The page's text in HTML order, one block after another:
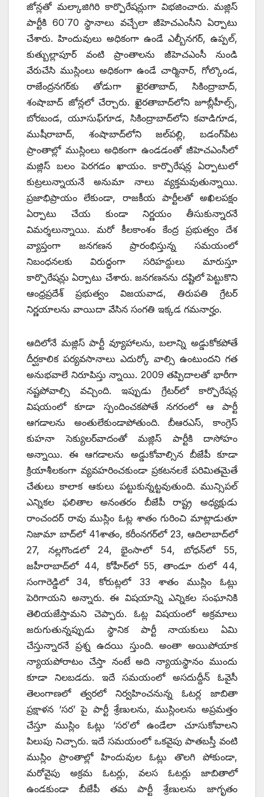
జోన్లతో మల్కాజిగిరి కార్పొరేషన్లుగా విభజించారు. మజ్లిస్
పార్టీకి 60`70 స్థానాలు వచ్చేలా జీహెచఎంసీని ఏర్పాటు
చేశారు. హిందువులు అధికంగా ఉండే ఎల్బీనగర్, ఉప్పల్,
కుత్బుల్లాపూర్ వంటి ప్రాంతాలను జీహెచఎంసీ నుండి
వేరుచేసి ముస్లింలు అధికంగా ఉండే చార్మినార్, గోల్కొండ,
రాజేంద్రనగర్‌కు తోడుగా ఖైరతాబాద్, సికింద్రాబాద్,
శంషాబాద్ జోన్లలో చేర్చారు. ఖైరతాబాద్‌లోని జూబ్లీహీల్స్,
బోరబండ, యూసుఫ్‌గూడ, సికింద్రాబాద్‌లోని కవాడిగూడ,
ముషీరాబాద్, శంషాబాద్‌లోని జల్‌పల్లి, బడంగ్‌పేట
ప్రాంతాల్లో ముస్లింలు అధికంగా ఉండడంతో జీహెచఎంసీలో
మజ్లిస్ బలం పెరగడం ఖాయం. కార్పొరేషన్ల ఏర్పాటులో
కుట్రలున్నాయనే అనుమా నాలు వ్యక్తమవుతున్నాయి.
ప్రజాభిప్రాయం లేకుండా, రాజకీయ పార్టీలతో అఖిలపక్షం
ఏర్పాటు చేయ కుండా నిర్ణయం తీసుకున్నారనే
విమర్శలున్నాయి. మరో కీలకాంశం కేంద్ర ప్రభుత్వం దేశ
వ్యాప్తంగా జనగణన ప్రారంభిస్తున్న సమయంలో
నిబంధనలకు విరుద్ధంగా సరిహద్దులు మారుస్తూ
కార్పొరేషన్లు ఏర్పాటు చేశారు. జనగణనను దష్టిలో పెట్టుకొని
ఆంధ్రప్రదేశ్ ప్రభుత్వం విజయవాడ, తిరుపతి గ్రేటర్
నిర్ణయాలను వాయిదా వేసిన సంగతి ఇక్కడ గమనార్హం.
ఆదిలోనే మజ్లిస్ పార్టీ వ్యూహాలను, బలాన్ని అడ్డుకోకపోతే
దీర్ఘకాలిక పర్యవసానాలు ఎదుర్కో వాల్సి ఉంటుందని గత
అనుభవాలే నిరూపిస్తు న్నాయి. 2009 తప్పిదాలతో భారీగా
నష్టపోవాల్సి వచ్చింది. ఇప్పుడు గ్రేటర్‌లో కార్పొరేషన్ల
విషయంలో కూడా స్పందించకపోతే నగరంలో ఆ పార్టీ
ఆగడాలను అంతులేకుండాపోతుంది. బీఆరఎస్, కాంగ్రెస్
కుహనా సెక్యులర్‌వాదంతో మజ్లిస్ పార్టీకి దాసోహం
అన్నాయి. ఈ ఆగడాలను అడ్డుకోవాల్సిన బీజేపీ కూడా
క్రియాశీలకంగా వ్యవహరించకుండా ప్రకటనలకే పరిమితమైతే
చేతులు కాలాక ఆకులు పట్టుకున్నట్టవుతుంది. మున్సిపల్
ఎన్నికల ఫలితాల అనంతరం బీజేపీ రాష్ట్ర అధ్యక్షుడు
రాంచందర్ రావు ముస్లిం ఓట్ల శాతం గురించి మాట్లాడుతూ
నిజామా బాద్‌లో 41శాతం, కరీంనగర్‌లో 23, ఆదిలాబాద్‌లో
27, నల్లగొండలో 24, భైంసాలో 54, బోధన్‌లో 55,
జహీరాబాద్‌లో 44, కోహీర్‌లో 55, తాండూ రులో 44,
సంగారెడ్డిలో 34, కోరుట్లలో 33 శాతం ముస్లిం ఓట్లు
పెరిగాయని అన్నారు. ఈ విషయాన్ని ఎన్నికల సంఘానికి
తెలియజేస్తామని చెప్పారు. ఓట్ల విషయంలో అక్రమాలు
జరుగుతున్నప్పుడు స్థానిక పార్టీ నాయకులు ఏమి
చేస్తున్నారనే ప్రశ్న ఉదయి స్తుంది. అంతా అయిపోయాక
న్యాయపోరాటం చేస్తా నంటే అది న్యాయస్థానం ముందు
కూడా నిలబడదు. ఇదే సమయంలో అసదుద్దీన్ ఓవైసీ
తెలంగాణలో త్వరలో నిర్వహించనున్న ఓటర్ల జాబితా
ప్రక్షాళన ‘సర’ పై పార్టీ శ్రేణులను, ముస్లింలను అప్రమత్తం
చేస్తూ ముస్లిం ఓట్లు ‘సర’లో ఉండేలా చూసుకోవాలని
పిలుపు నిచ్చారు. ఇదే సమయంలో ఒకవైపు పాతబస్తీ వంటి
ముస్లిం ప్రాంతాల్లో హిందువుల ఓట్లు తొలగి పోకుండా,
మరోవైపు అక్రమ ఓటర్లు, వలస ఓటర్లు జాబితాలో
ఉండకుండా బీజేపీ తమ పార్టీ శ్రేణులను జాగృతం